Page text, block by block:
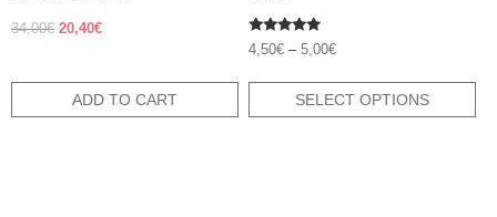
34,00€ Original
20,40€Current
ADD TO CART
Rated
5.00
4,50€ – 5,00€
SELECT OPTIONS